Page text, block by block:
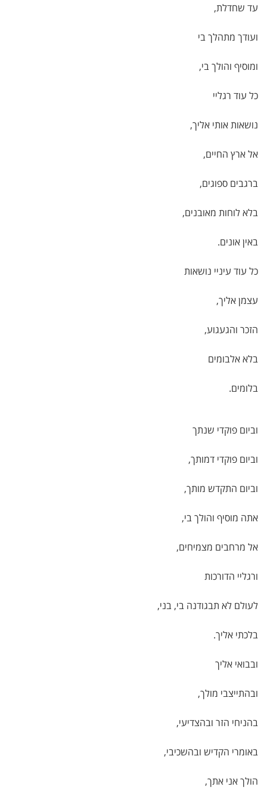
עד שחדלת,
ועודך מתהלך בי
ומוסיף והולך בי,
כל עוד רגליי
נושאות אותי אליך,
אל ארץ החיים,
ברגבים ספוגים,
בלא לוחות מאובנים,
באין אונים.
כל עוד עיניי נושאות
עצמן אליך,
הזכר והגעגוע,
בלא אלבומים
בלומים.
וביום פוקדי שנתך
וביום פוקדי דמותך,
וביום התקדש מותך,
אתה מוסיף והולך בי,
אל מרחבים מצמיחים,
ורגליי הדורכות
לעולם לא תבגודנה בי, בני,
בלכתי אליך.
ובבואי אליך
ובהתייצבי מולך,
בהניחי הזר ובהצדיעי,
באומרי הקדיש ובהשכיבי,
הולך אני אתך,